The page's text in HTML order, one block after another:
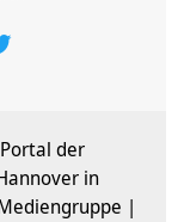
der
in
|